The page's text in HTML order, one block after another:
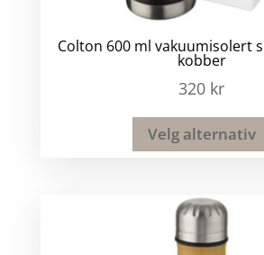
Colton 600 ml vakuumisolert
kobber
320 kr
Velg alternativ